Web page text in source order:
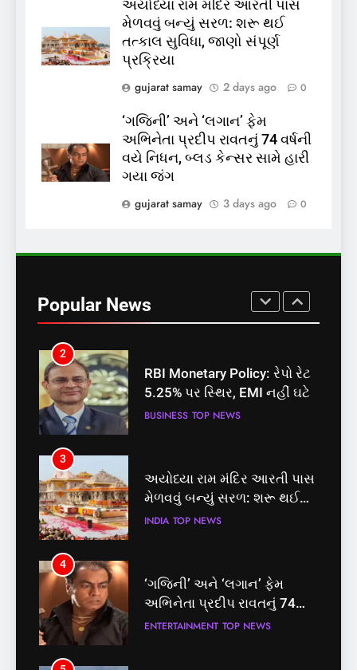
અયોધ્યા રામ મંદિર આરતી પાસ
મેળવવું બન્યું સરળ: શરૂ થઈ
તત્કાલ સુવિધા, જાણો સંપૂર્ણ
પ્રક્રિયા
gujarat samay
2 days ago 0
‘ગજિની’ અને ‘લગાન’ ફેમ
અભિનેતા પ્રદીપ રાવતનું 74 વર્ષની
વયે નિધન, બ્લડ કેન્સર સામે હારી
ગયા જંગ
gujarat samay
3 days ago 0
Popular News
પ્રક્રિયા બની સરળ
7
રાજ્યસભામાં ‘જન્મ અને મૃત્યુ
પાસ, વિપક્ષનો ઉગ્ર હોબાળો
8
શું તમારું મધ કે ઘી ખરેખર શુદ્ધ
છે? FSSAIએ ડાબરના દાવાઓની
પોલ ખોલી, મૂક્યો પ્રતિબંધ
INDIA TOP NEWS
બેઠક પરથી પવન પાંડેને 2027
માટે બનાવાયા ઉમેદવાર
INDIA
2
RBI Monetary Policy: રેપો રેટ
5.25% પર સ્થિર, EMI નહીં ઘટે
BUSINESS TOP NEWS
3
અયોધ્યા રામ મંદિર આરતી પાસ
મેળવવું બન્યું સરળ: શરૂ થઈ
તત્કાલ સુવિધા, જાણો સંપૂર્ણ
INDIA TOP NEWS
4
‘ગજિની’ અને ‘લગાન’ ફેમ
અભિનેતા પ્રદીપ રાવતનું 74
વર્ષની વયે નિધન, બ્લડ કેન્સર
ENTERTAINMENT TOP NEWS